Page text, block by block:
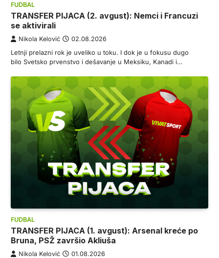
FUDBAL
TRANSFER PIJACA (2. avgust): Nemci i Francuzi
se aktivirali
Nikola Kelović 02.08.2026
Letnji prelazni rok je uveliko u toku. I dok je u fokusu dugo
bilo Svetsko prvenstvo i dešavanje u Meksiku, Kanadi i…
FUDBAL
TRANSFER PIJACA (1. avgust): Arsenal kreće po
Bruna, PSŽ završio Akliuša
Nikola Kelović 01.08.2026